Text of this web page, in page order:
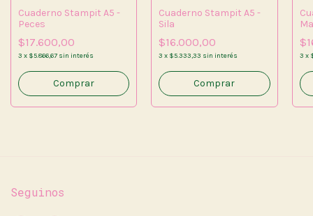
Cuaderno Stampit A5 -
Peces
$17.600,00
3 x $5.866,67 sin interés
Comprar
Cuaderno Stampit A5 -
Sila
$16.000,00
3 x $5.333,33 sin interés
Comprar
3 x
Seguinos